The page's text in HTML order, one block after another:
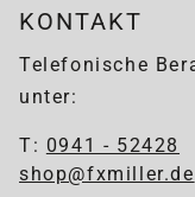
KONTAKT
Telefonische
unter:
T: 0941 - 52428
shop@fxmiller.de